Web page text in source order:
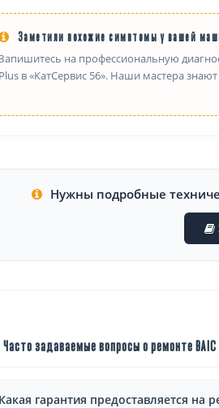
Заметили похожие симптомы у вашей
на профессиональную
в «КатСервис 56». Наши мастера
Нужны подробные
Часто задаваемые вопросы о ремонте BAIC
гарантия предоставляется на